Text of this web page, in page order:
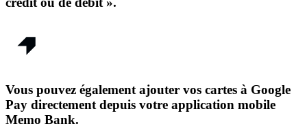
Vous pouvez également ajouter vos cartes à Google
Pay directement depuis votre application mobile
Memo Bank.